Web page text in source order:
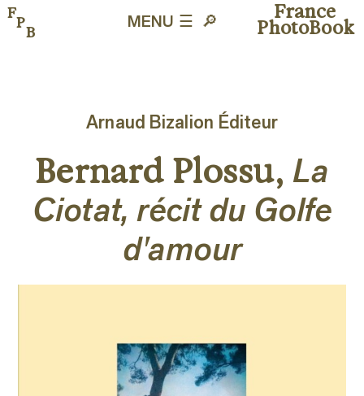
France
PhotoBook
MENU ☰ 🔎︎
F
P
B
Arnaud Bizalion Éditeur
Bernard Plossu, La
Ciotat, récit du Golfe
d'amour